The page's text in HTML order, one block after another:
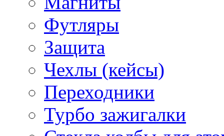
Футляры
Защита
Чехлы (кейсы)
Переходники
Турбо зажигалки